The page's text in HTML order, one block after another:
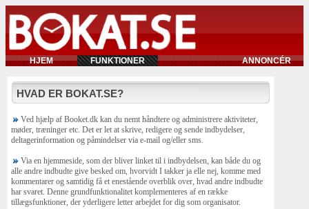
HJEM FUNKTIONER ANNONCÉR
HVAD ER BOKAT.SE?
Ved hjælp af Booket.dk kan du nemt håndtere og administrere aktiviteter,
møder, træninger etc. Det er let at skrive, redigere og sende indbydelser,
deltagerinformation og påmindelser via e-mail og/eller sms.
Via en hjemmeside, som der bliver linket til i indbydelsen, kan både du og
alle andre indbudte give besked om, hvorvidt I takker ja elle nej, komme med
kommentarer og samtidig få et enestående overblik over, hvad andre indbudte
har svaret. Denne grundfunktionalitet komplementeres af en række
tillægsfunktioner, der yderligere letter arbejdet for dig som organisator.